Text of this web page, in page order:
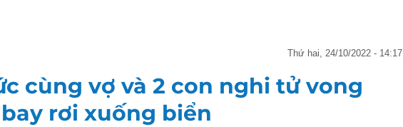
thứ hai, 24/10/2022 - 14:17
cùng vợ và 2 con nghi tử vong
rơi xuống biển